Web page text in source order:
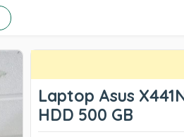
Laptop Asus
HDD 500 GB